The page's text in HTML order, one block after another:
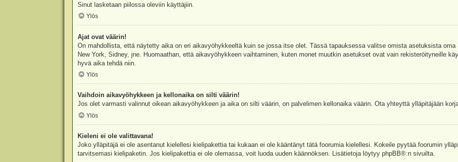
Sinut lasketaan piilossa oleviin käyttäjiin.
Ylös
Ajat ovat väärin!
On mahdollista, että näytetty aika on eri aikavyöhykkeeltä kuin se jossa itse olet. Tässä tapauksessa valitse omista asetuksista oma
New York, Sidney, jne. Huomaathan, että aikavyöhykkeen vaihtaminen, kuten monet muutkin asetukset ovat vain rekisteröityneille
hyvä aika tehdä niin.
Ylös
Vaihdoin aikavyöhykkeen ja kellonaika on silti väärin!
Jos olet varmasti valinnut oikean aikavyöhykkeen ja aika on silti väärin, on palvelimen kellonaika väärin. Ota yhteyttä ylläpitäjään
Ylös
Kieleni ei ole valittavana!
Joko ylläpitäjä ei ole asentanut kielellesi kielipakettia tai kukaan ei ole kääntänyt tätä foorumia kielellesi. Kokeile pyytää foorumin
tarvitsemasi kielipaketin. Jos kielipakettia ei ole olemassa, voit luoda uuden käännöksen. Lisätietoja löytyy phpBB®:n sivuilta.